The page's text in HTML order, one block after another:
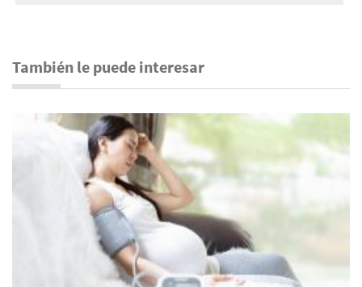
También le puede interesar